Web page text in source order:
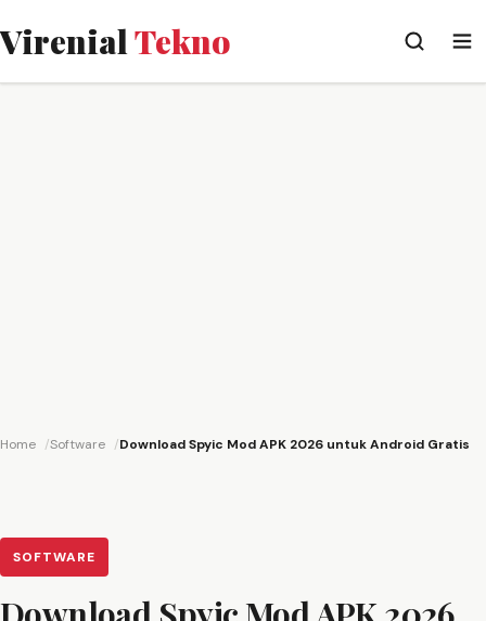
VirenialTekno
Home Software Download Spyic Mod APK 2026 untuk Android Gratis
SOFTWARE